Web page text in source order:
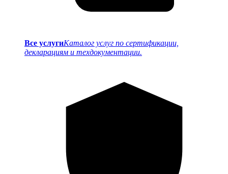
Все услугиКаталог услуг по сертификации,
декларациям и техдокументации.